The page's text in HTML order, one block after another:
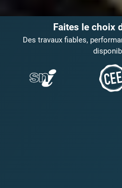
Faites le choix
Des travaux fiables,